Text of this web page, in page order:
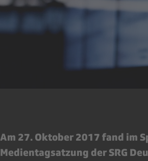
Am 27. Oktober 2017 fand im
Medientagsatzung der SRG